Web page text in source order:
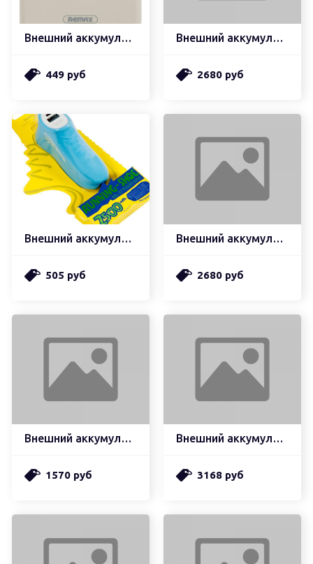
Внешний аккумулятор remax pino series 2500mah rpp-51, белый
449 руб
Внешний аккумулятор hoco j78 outstanding 22.5w, 5v, 3.0a, 30000mah, белый
2680 руб
Внешний аккумулятор remax running shoe 2500mah rpl-57, синий
505 руб
Внешний аккумулятор hoco j78 outstanding 22.5w, 5v, 3.0a, 30000mah, черный
2680 руб
Внешний аккумулятор hoco q2a galax быстрая зарядка qc3.0, pd20, usb-a 22,5w (20000mah), белый (мятая упаковка)
1570 руб
Внешний аккумулятор borofone bj11a rider power bank быстрая зарядка 22,5w (40000mah), черный
3168 руб